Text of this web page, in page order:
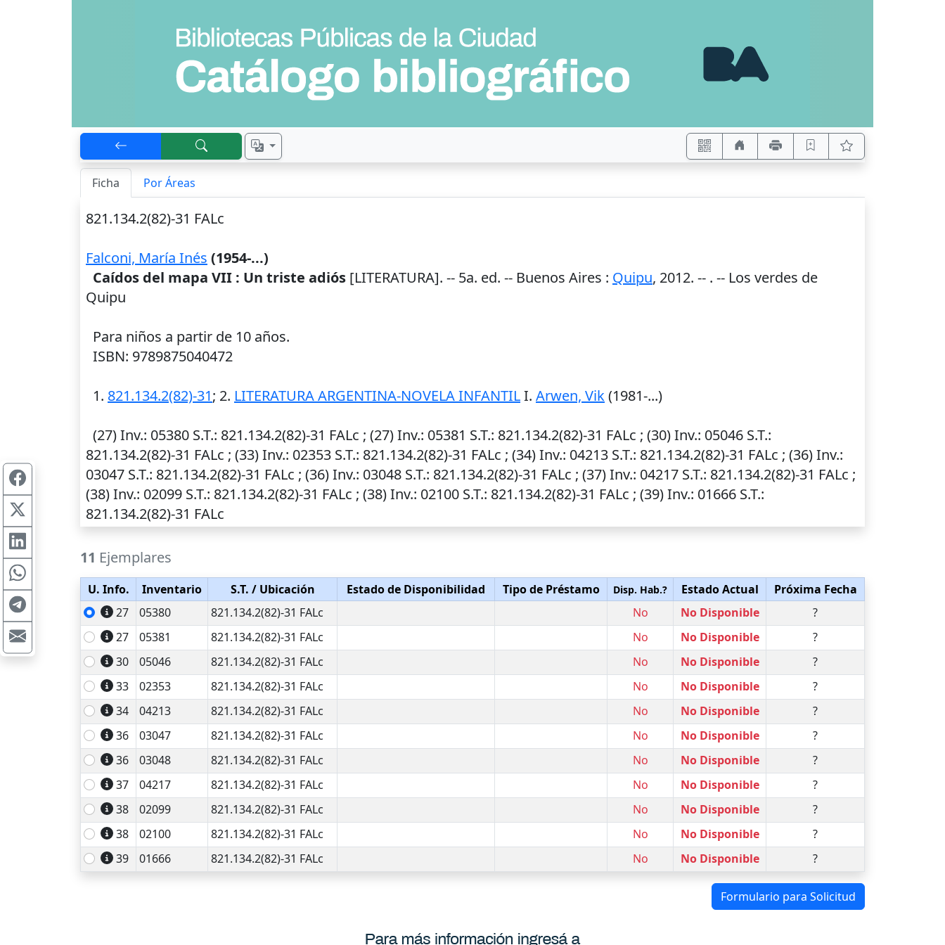
Ficha Por Áreas
821.134.2(82)-31 FALc
Falconi, María Inés (1954-...)
Caídos del mapa VII : Un triste adiós [LITERATURA]. -- 5a. ed. -- Buenos Aires : Quipu, 2012. -- . -- Los verdes de
Quipu
Para niños a partir de 10 años.
ISBN: 9789875040472
1. 821.134.2(82)-31; 2. LITERATURA ARGENTINA-NOVELA INFANTILI. Arwen, Vik(1981-...)
(27)Inv.: 05380 S.T.: 821.134.2(82)-31 FALc ; (27)Inv.: 05381 S.T.: 821.134.2(82)-31 FALc ; (30)Inv.: 05046 S.T.:
821.134.2(82)-31 FALc ; (33)Inv.: 02353 S.T.: 821.134.2(82)-31 FALc ; (34)Inv.: 04213 S.T.: 821.134.2(82)-31 FALc ; (36)Inv.:
03047 S.T.: 821.134.2(82)-31 FALc ; (36)Inv.: 03048 S.T.: 821.134.2(82)-31 FALc ; (37)Inv.: 04217 S.T.: 821.134.2(82)-31 FALc ;
(38)Inv.: 02099 S.T.: 821.134.2(82)-31 FALc ; (38)Inv.: 02100 S.T.: 821.134.2(82)-31 FALc ; (39)Inv.: 01666 S.T.:
821.134.2(82)-31 FALc
11 Ejemplares
U. Info. Inventario S.T. / Ubicación Estado de Disponibilidad Tipo de Préstamo Disp. Hab.? Estado Actual
Próxima Fecha
27
05380 821.134.2(82)-31 FALc No No Disponible
?
27
05381 821.134.2(82)-31 FALc No No Disponible
?
30
05046 821.134.2(82)-31 FALc No No Disponible
?
33
02353 821.134.2(82)-31 FALc No No Disponible
?
34
04213 821.134.2(82)-31 FALc No No Disponible
?
36
03047 821.134.2(82)-31 FALc No No Disponible
?
36
03048 821.134.2(82)-31 FALc No No Disponible
?
37
04217 821.134.2(82)-31 FALc No No Disponible
?
38
02099 821.134.2(82)-31 FALc No No Disponible
?
38
02100 821.134.2(82)-31 FALc No No Disponible
?
39
01666 821.134.2(82)-31 FALc No No Disponible ?
Formulario para Solicitud